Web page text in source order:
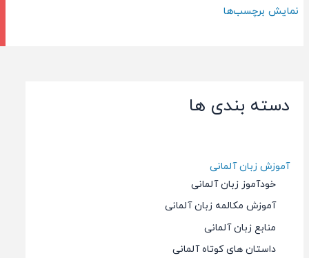
دسته بندی ها
آموزش زبان آلمانی
خودآموز زبان آلمانی
آموزش مکالمه زبان آلمانی
منابع زبان آلمانی
داستان های کوتاه آلمانی
در
نمایش برچسب‌ها